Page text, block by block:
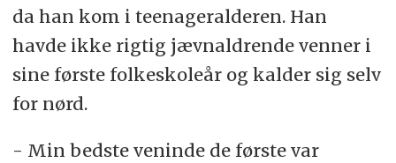
da han kom i teenageralderen. Han
havde ikke rigtig jævnaldrende venner i
sine første folkeskoleår og kalder sig selv
for nørd.
- Min bedste veninde de første var